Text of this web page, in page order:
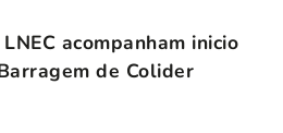
acompanham inicio
de Colider